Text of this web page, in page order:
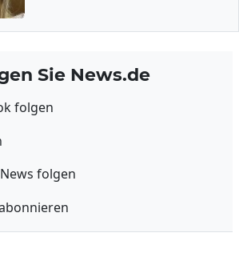
Sie News.de
folgen
folgen